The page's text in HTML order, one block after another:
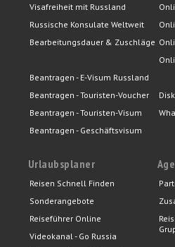
Visafreiheit mit Russland
Russische Konsulate Weltweit
Bearbeitungsdauer & Zuschläge
Beantragen - E-Visum Russland
Beantragen - Touristen-Voucher
Beantragen - Touristen-Visum
Beantragen - Geschäftsvisum
Urlaubsplaner
Reisen Schnell Finden
Sonderangebote
Reiseführer Online
Videokanal - Go Russia